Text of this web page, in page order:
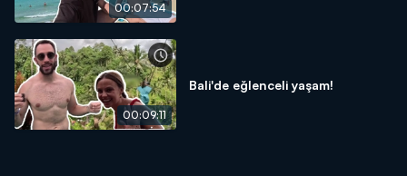
00:07:54
00:09:11
Bali'de eğlenceli yaşam!